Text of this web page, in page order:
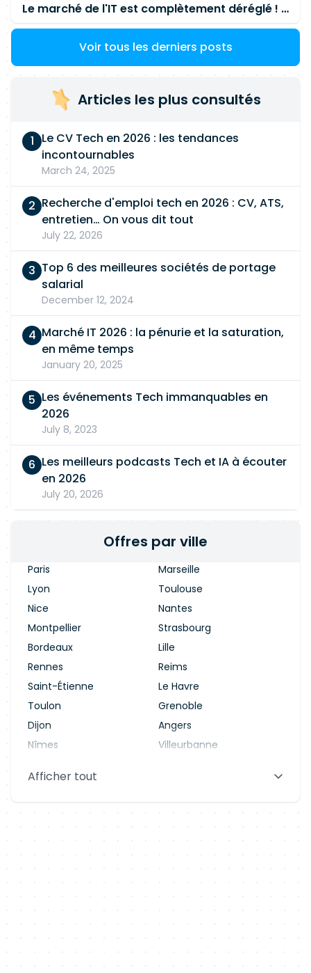
Le marché de l'IT est complètement déréglé ! STOP à cette mascarade ! Il faut s'unir et résister !
Voir tous les derniers posts
Articles les plus consultés
Le CV Tech en 2026 : les tendances
incontournables
March 24, 2025
Recherche d'emploi tech en 2026 : CV, ATS,
entretien… On vous dit tout
July 22, 2026
Top 6 des meilleures sociétés de portage
salarial
December 12, 2024
Marché IT 2026 : la pénurie et la saturation,
en même temps
January 20, 2025
Les événements Tech immanquables en
2026
July 8, 2023
Les meilleurs podcasts Tech et IA à écouter
en 2026
July 20, 2026
Offres par ville
Paris
Marseille
Lyon
Toulouse
Nice
Nantes
Montpellier
Strasbourg
Bordeaux
Lille
Rennes
Reims
Saint-Étienne
Le Havre
Toulon
Grenoble
Dijon
Angers
Nîmes
Villeurbanne
Aix-en-Provence
Afficher tout